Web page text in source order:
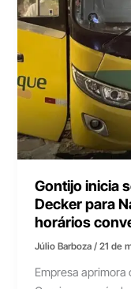
Gontijo inicia
Decker para
horários
Júlio Barboza/21 de
Empresa